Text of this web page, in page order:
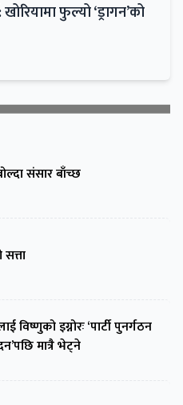
फुल्यो ‘ड्रागन’को
संसार बाँच्छ
विष्णुको इग्नोरः ‘पार्टी पुनर्गठन
मात्रै भेट्ने